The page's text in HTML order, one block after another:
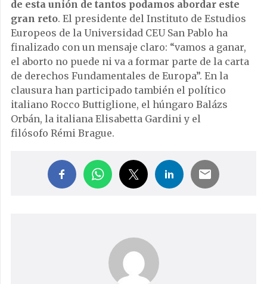
de esta unión de tantos podamos abordar este
gran reto. El presidente del Instituto de Estudios
Europeos de la Universidad CEU San Pablo ha
finalizado con un mensaje claro: “vamos a ganar,
el aborto no puede ni va a formar parte de la carta
de derechos Fundamentales de Europa”. En la
clausura han participado también el político
italiano Rocco Buttiglione, el húngaro Balázs
Orbán, la italiana Elisabetta Gardini y el
filósofo Rémi Brague.